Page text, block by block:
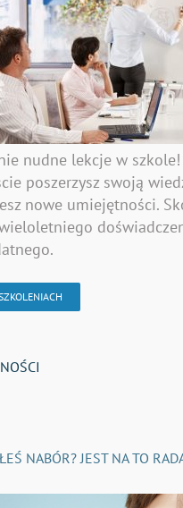
nudne lekcje w szkole!
poszerzysz swoją
nowe umiejętności.
NABÓR? JEST NA TO